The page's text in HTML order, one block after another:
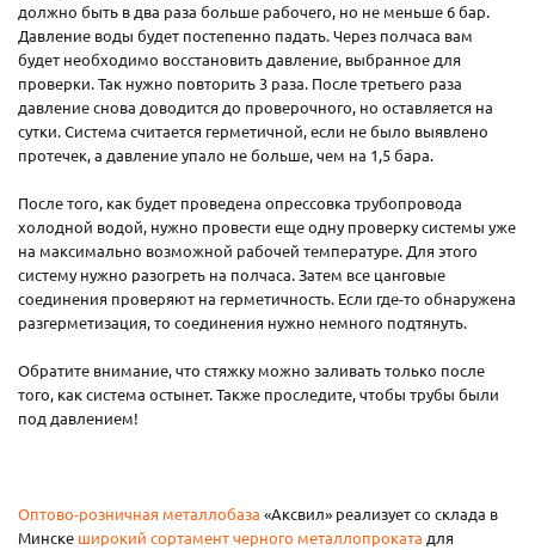
должно быть в два раза больше рабочего, но не меньше 6 бар.
Давление воды будет постепенно падать. Через полчаса вам
будет необходимо восстановить давление, выбранное для
проверки. Так нужно повторить 3 раза. После третьего раза
давление снова доводится до проверочного, но оставляется на
сутки. Система считается герметичной, если не было выявлено
протечек, а давление упало не больше, чем на 1,5 бара.
После того, как будет проведена опрессовка трубопровода
холодной водой, нужно провести еще одну проверку системы уже
на максимально возможной рабочей температуре. Для этого
систему нужно разогреть на полчаса. Затем все цанговые
соединения проверяют на герметичность. Если где-то обнаружена
разгерметизация, то соединения нужно немного подтянуть.
Обратите внимание, что стяжку можно заливать только после
того, как система остынет. Также проследите, чтобы трубы были
под давлением!
Оптово-розничная металлобаза «Аксвил» реализует со склада в
Минске широкий сортамент черного металлопроката для